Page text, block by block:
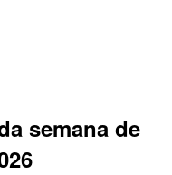
semana de